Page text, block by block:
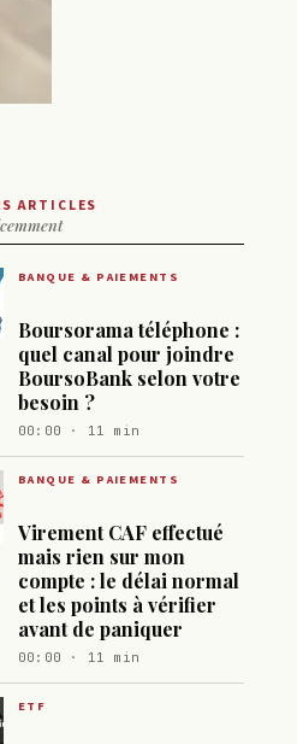
ARTICLES
BANQUE & PAIEMENTS
Boursorama téléphone :
quel canal pour joindre
BoursoBank selon votre
besoin ?
00:00 · 11 min
BANQUE & PAIEMENTS
Virement CAF effectué
mais rien sur mon
compte : le délai normal
et les points à vérifier
avant de paniquer
00:00 · 11 min
ETF